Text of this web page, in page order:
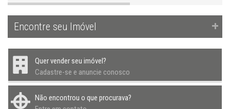
Encontre seu Imóvel
Quer vender seu imóvel?
Cadastre-se e anuncie conosco
Não encontrou o que procurava?